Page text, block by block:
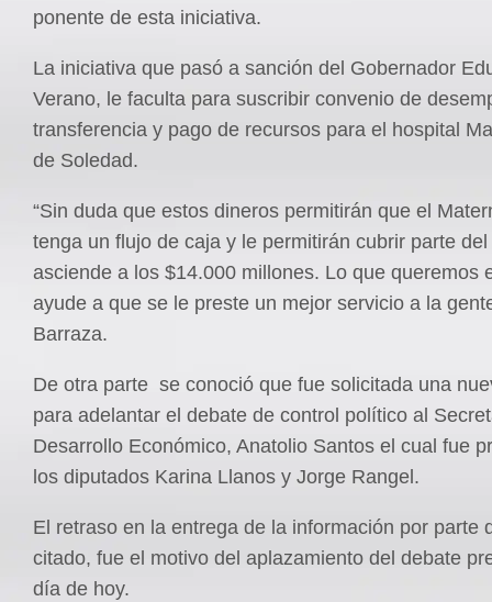
ponente de esta iniciativa.
La iniciativa que pasó a sanción del Gobernador
Verano, le faculta para suscribir convenio de
transferencia y pago de recursos para el hospital
de Soledad.
“Sin duda que estos dineros permitirán que el
tenga un flujo de caja y le permitirán cubrir parte
asciende a los $14.000 millones. Lo que queremos
ayude a que se le preste un mejor servicio a la
Barraza.
De otra parte se conoció que fue solicitada una
para adelantar el debate de control político al
Desarrollo Económico, Anatolio Santos el cual fue
los diputados Karina Llanos y Jorge Rangel.
El retraso en la entrega de la información por parte
citado, fue el motivo del aplazamiento del debate
día de hoy.